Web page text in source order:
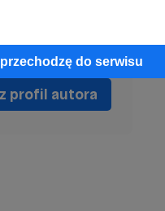
do serwisu
profil autora